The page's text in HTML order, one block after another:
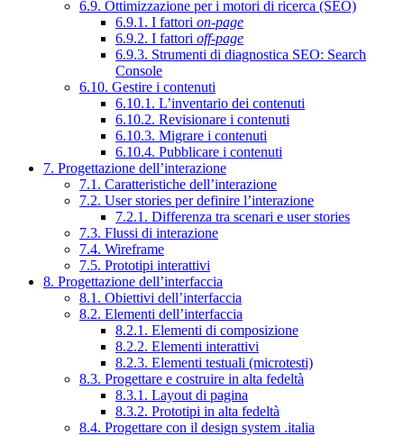
6.9. Ottimizzazione per i motori di ricerca (SEO)
6.9.1. I fattori on-page
6.9.2. I fattori off-page
6.9.3. Strumenti di diagnostica SEO: Search
Console
6.10. Gestire i contenuti
6.10.1. L’inventario dei contenuti
6.10.2. Revisionare i contenuti
6.10.3. Migrare i contenuti
6.10.4. Pubblicare i contenuti
7. Progettazione dell’interazione
7.1. Caratteristiche dell’interazione
7.2. User stories per definire l’interazione
7.2.1. Differenza tra scenari e user stories
7.3. Flussi di interazione
7.4. Wireframe
7.5. Prototipi interattivi
8. Progettazione dell’interfaccia
8.1. Obiettivi dell’interfaccia
8.2. Elementi dell’interfaccia
8.2.1. Elementi di composizione
8.2.2. Elementi interattivi
8.2.3. Elementi testuali (microtesti)
8.3. Progettare e costruire in alta fedeltà
8.3.1. Layout di pagina
8.3.2. Prototipi in alta fedeltà
8.4. Progettare con il design system .italia